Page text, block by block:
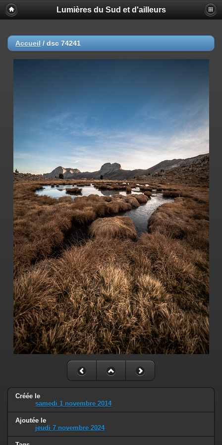
Lumières du Sud et d'ailleurs
Accueil / dsc 74241
Créée le
samedi 1 novembre 2014
Ajoutée le
jeudi 7 novembre 2024